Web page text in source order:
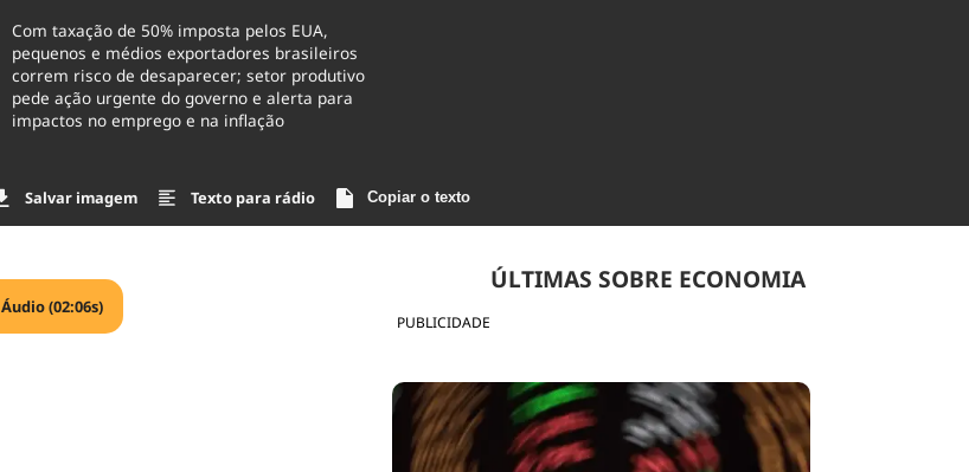
Com taxação de 50% imposta pelos EUA,
pequenos e médios exportadores brasileiros
correm risco de desaparecer; setor produtivo
pede ação urgente do governo e alerta para
impactos no emprego e na inflação
Salvar imagem Texto para rádio Copiar o texto
PUBLICIDADE
ÚLTIMAS SOBRE ECONOMIA
Áudio (02:06s)